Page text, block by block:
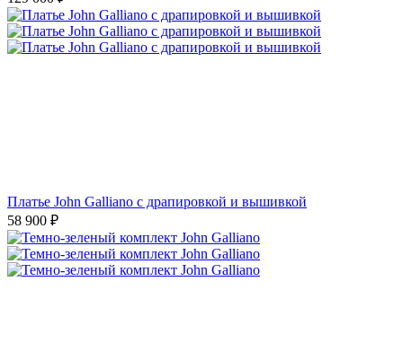
Платье John Galliano с драпировкой и вышивкой
58 900 ₽